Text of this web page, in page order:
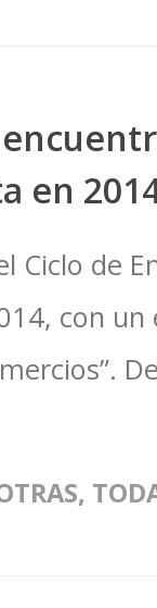
en
Ciclo de
con
,